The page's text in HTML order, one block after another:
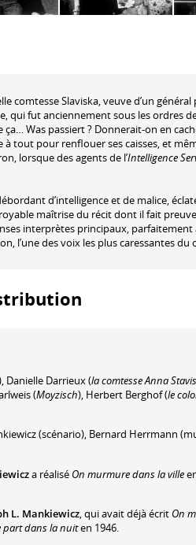
comtesse Slaviska, veuve d’un
qui fut anciennement sous les ordres
ça… Was passiert ? Donnerait-on en
à tout pour renflouer ses caisses, et
lorsque des agents de l’Intelligence
d’intelligence et de malice,
maîtrise du récit dont il fait preuve.
interprètes principaux,
l’une des voix les plus caressantes du
, Danielle Darrieux(la comtesse Anna
(Moyzisch), Herbert Berghof(le
(scénario), Bernard Herrmann
a réalisé On murmure dans la ville
L. Mankiewicz, qui avait déjà écrit On
part dans la nuiten 1946.